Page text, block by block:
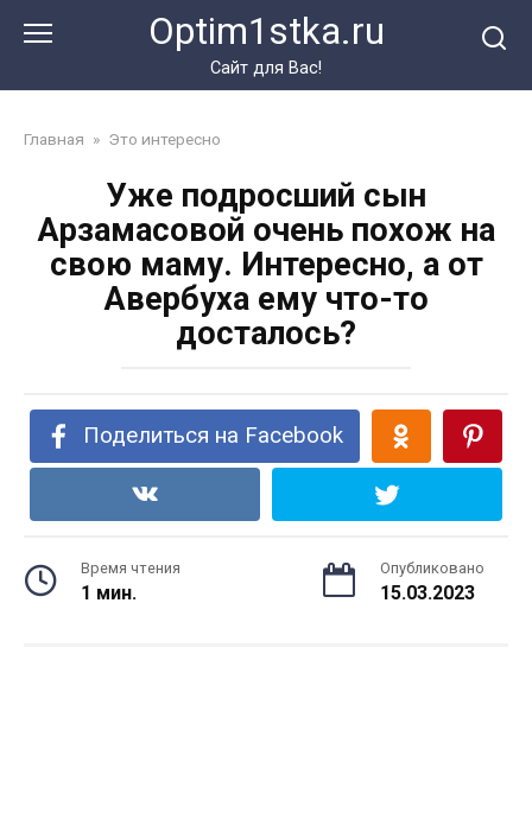
Optim1stka.ru
Сайт для Вас!
Главная » Это интересно
Уже подросший сын
Арзамасовой очень похож на
свою маму. Интересно, а от
Авербуха ему что-то
досталось?
Поделиться на Facebook
Время чтения
1 мин.
Опубликовано
15.03.2023